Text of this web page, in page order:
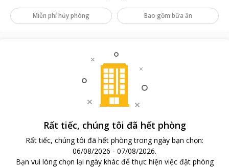
Miễn phí hủy phòng Bao gồm bữa ăn
Rất tiếc, chúng tôi đã hết phòng
Rất tiếc, chúng tôi đã hết phòng trong ngày bạn chọn:
06/08/2026 - 07/08/2026.
Bạn vui lòng chọn lại ngày khác để thực hiện việc đặt phòng